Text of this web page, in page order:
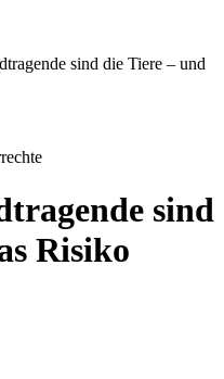
sind die Tiere – und
sind
Risiko